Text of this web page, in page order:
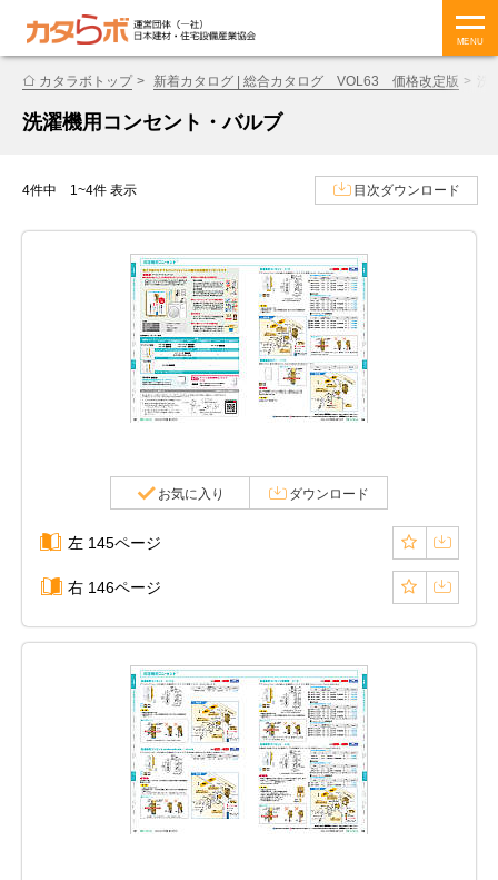
MENU
カタラボトップ 新着カタログ | 総合カタログ VOL63 価格改定版
洗濯機用コンセント・バルブ
4件中 1~4件 表示 目次ダウンロード
お気に入り ダウンロード
左 145ページ
右 146ページ